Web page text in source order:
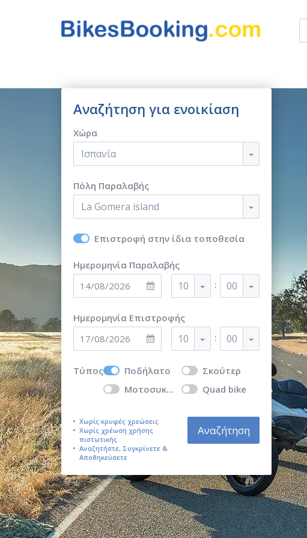
Αναζήτηση για ενοικίαση
Χώρα
Ισπανία
Πόλη Παραλαβής
La Gomera island
Επιστροφή στην ίδια τοποθεσία
Ημερομηνία Παραλαβής
10 : 00
Ημερομηνία Επιστροφής
10 : 00
Τύπος Ποδήλατο
Σκούτερ
Μοτοσυκλέτα
Quad bike
Χωρίς κρυφές χρεώσεις
Χωρίς χρέωση χρήσης
πιστωτικής
Αναζητήστε, Συγκρίνετε &
Αποθηκεύσετε
Αναζήτηση